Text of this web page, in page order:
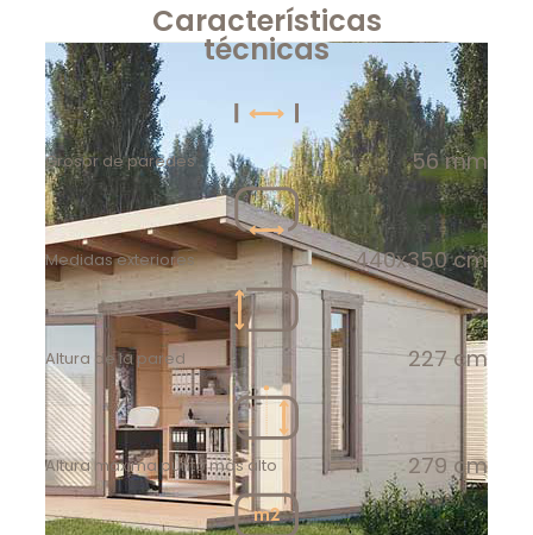
Características
técnicas
Grosor de paredes 56 mm
Medidas exteriores 440x350 cm
Altura de la pared 227 cm
Altura máxima punto más alto 279 cm